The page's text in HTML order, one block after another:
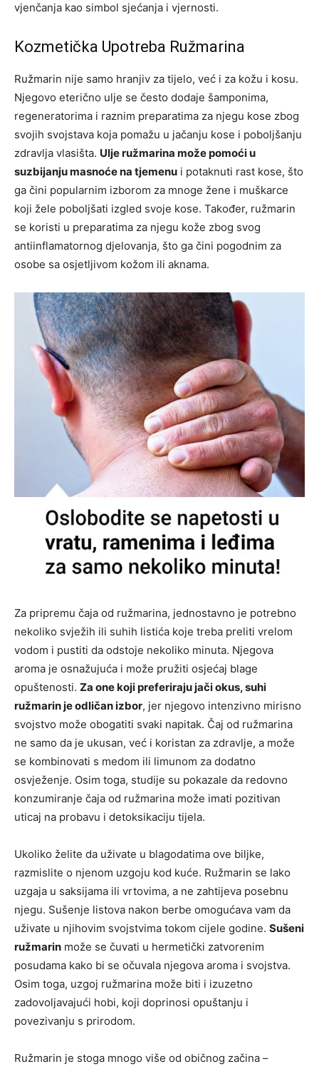
vjenčanja kao simbol sjećanja i vjernosti.
Kozmetička Upotreba Ružmarina
Ružmarin nije samo hranjiv za tijelo, već i za kožu i kosu.
Njegovo eterično ulje se često dodaje šamponima,
regeneratorima i raznim preparatima za njegu kose zbog
svojih svojstava koja pomažu u jačanju kose i poboljšanju
zdravlja vlasišta. Ulje ružmarina može pomoći u
suzbijanju masnoće na tjemenu i potaknuti rast kose, što
ga čini popularnim izborom za mnoge žene i muškarce
koji žele poboljšati izgled svoje kose. Također, ružmarin
se koristi u preparatima za njegu kože zbog svog
antiinflamatornog djelovanja, što ga čini pogodnim za
osobe sa osjetljivom kožom ili aknama.
Za pripremu čaja od ružmarina, jednostavno je potrebno
nekoliko svježih ili suhih listića koje treba preliti vrelom
vodom i pustiti da odstoje nekoliko minuta. Njegova
aroma je osnažujuća i može pružiti osjećaj blage
opuštenosti. Za one koji preferiraju jači okus, suhi
ružmarin je odličan izbor, jer njegovo intenzivno mirisno
svojstvo može obogatiti svaki napitak. Čaj od ružmarina
ne samo da je ukusan, već i koristan za zdravlje, a može
se kombinovati s medom ili limunom za dodatno
osvježenje. Osim toga, studije su pokazale da redovno
konzumiranje čaja od ružmarina može imati pozitivan
uticaj na probavu i detoksikaciju tijela.
Ukoliko želite da uživate u blagodatima ove biljke,
razmislite o njenom uzgoju kod kuće. Ružmarin se lako
uzgaja u saksijama ili vrtovima, a ne zahtijeva posebnu
njegu. Sušenje listova nakon berbe omogućava vam da
uživate u njihovim svojstvima tokom cijele godine. Sušeni
ružmarin može se čuvati u hermetički zatvorenim
posudama kako bi se očuvala njegova aroma i svojstva.
Osim toga, uzgoj ružmarina može biti i izuzetno
zadovoljavajući hobi, koji doprinosi opuštanju i
povezivanju s prirodom.
Ružmarin je stoga mnogo više od običnog začina –